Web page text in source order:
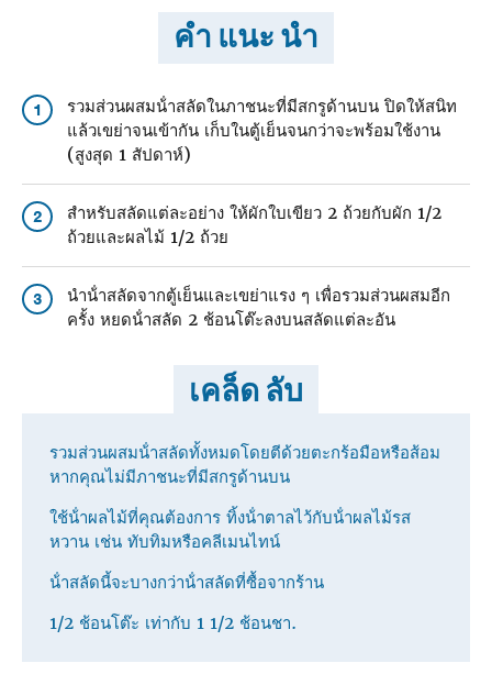
คำ แนะ นำ
1
รวมส่วนผสมน้ําสลัดในภาชนะที่มีสกรูด้านบน ปิดให้สนิท
แล้วเขย่าจนเข้ากัน เก็บในตู้เย็นจนกว่าจะพร้อมใช้งาน
(สูงสุด 1 สัปดาห์)
2
สําหรับสลัดแต่ละอย่าง ให้ผักใบเขียว 2 ถ้วยกับผัก 1/2
ถ้วยและผลไม้ 1/2 ถ้วย
3
นําน้ําสลัดจากตู้เย็นและเขย่าแรง ๆ เพื่อรวมส่วนผสมอีก
ครั้ง หยดน้ําสลัด 2 ช้อนโต๊ะลงบนสลัดแต่ละอัน
เคล็ด ลับ
รวมส่วนผสมน้ําสลัดทั้งหมดโดยตีด้วยตะกร้อมือหรือส้อม
หากคุณไม่มีภาชนะที่มีสกรูด้านบน
ใช้น้ําผลไม้ที่คุณต้องการ ทิ้งน้ําตาลไว้กับน้ําผลไม้รส
หวาน เช่น ทับทิมหรือคลีเมนไทน์
น้ําสลัดนี้จะบางกว่าน้ําสลัดที่ซื้อจากร้าน
1/2 ช้อนโต๊ะ เท่ากับ 1 1/2 ช้อนชา.